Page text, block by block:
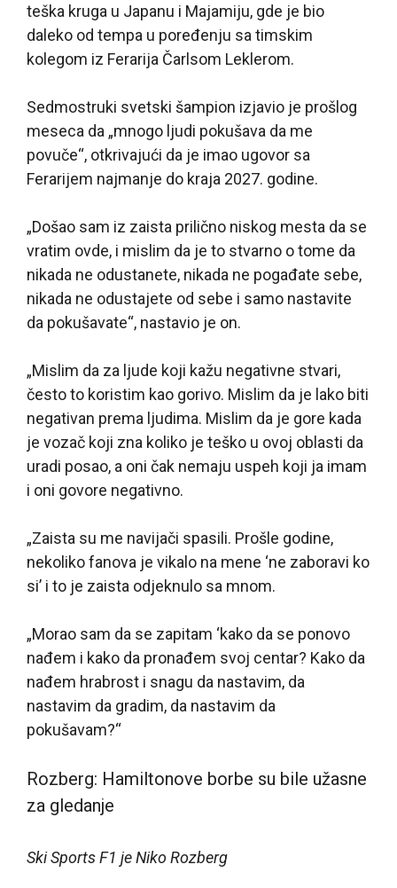
teška kruga u Japanu i Majamiju, gde je bio
daleko od tempa u poređenju sa timskim
kolegom iz Ferarija Čarlsom Leklerom.
Sedmostruki svetski šampion izjavio je prošlog
meseca da „mnogo ljudi pokušava da me
povuče“, otkrivajući da je imao ugovor sa
Ferarijem najmanje do kraja 2027. godine.
„Došao sam iz zaista prilično niskog mesta da se
vratim ovde, i mislim da je to stvarno o tome da
nikada ne odustanete, nikada ne pogađate sebe,
nikada ne odustajete od sebe i samo nastavite
da pokušavate“, nastavio je on.
„Mislim da za ljude koji kažu negativne stvari,
često to koristim kao gorivo. Mislim da je lako biti
negativan prema ljudima. Mislim da je gore kada
je vozač koji zna koliko je teško u ovoj oblasti da
uradi posao, a oni čak nemaju uspeh koji ja imam
i oni govore negativno.
„Zaista su me navijači spasili. Prošle godine,
nekoliko fanova je vikalo na mene ‘ne zaboravi ko
si’ i to je zaista odjeknulo sa mnom.
„Morao sam da se zapitam ‘kako da se ponovo
nađem i kako da pronađem svoj centar? Kako da
nađem hrabrost i snagu da nastavim, da
nastavim da gradim, da nastavim da
pokušavam?“
Rozberg: Hamiltonove borbe su bile užasne
za gledanje
Ski Sports F1 je Niko Rozberg